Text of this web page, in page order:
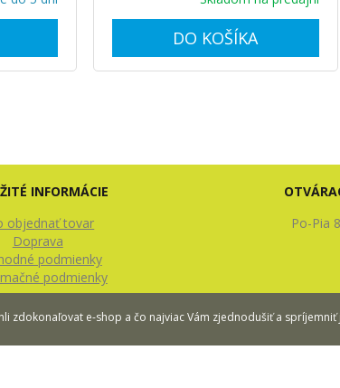
DO KOŠÍKA
INFORMÁCIE
objednať tovar
Doprava
podmienky
podmienky
Po-Pia
zdokonaľovat e-shop a čo najviac Vám zjednodušiť a